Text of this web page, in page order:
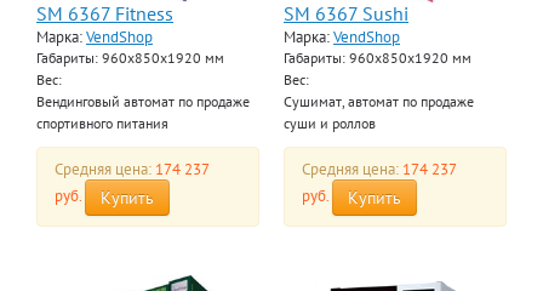
SM 6367 Fitness
Марка:VendShop
Габариты: 960x850x1920 мм
Вес:
Вендинговый автомат по продаже
спортивного питания
Средняя цена: 174 237
руб.
Купить
SM 6367 Sushi
Марка:VendShop
Габариты: 960x850x1920 мм
Вес:
Сушимат, автомат по продаже
суши и роллов
Средняя цена: 174 237
руб.
Купить